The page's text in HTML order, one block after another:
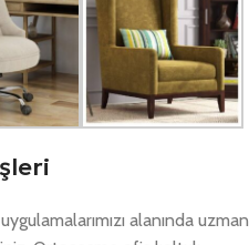
alanında uzman